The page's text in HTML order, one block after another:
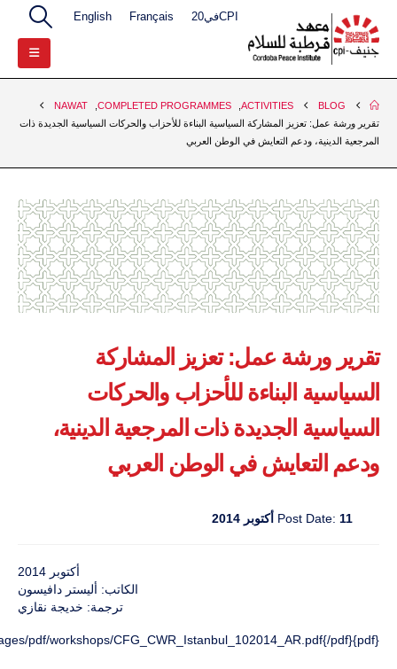
CPIفي20 Français
English
BLOG
ACTIVITIES
COMPLETED PROGRAMMES
NAWAT
تقرير ورشة عمل: تعزيز المشاركة السياسية البناءة للأحزاب والحركات السياسية الجديدة ذات
المرجعية الدينية، ودعم التعايش في الوطن العربي
تقرير ورشة عمل: تعزيز المشاركة
السياسية البناءة للأحزاب والحركات
السياسية الجديدة ذات المرجعية الدينية،
ودعم التعايش في الوطن العربي
Post Date: 11 أكتوبر 2014
أكتوبر 2014
الكاتب: أليستر دافيسون
ترجمة: خديجة نقازي
{pdf}images/pdf/workshops/CFG_CWR_Istanbul_102014_AR.pdf{/pdf}